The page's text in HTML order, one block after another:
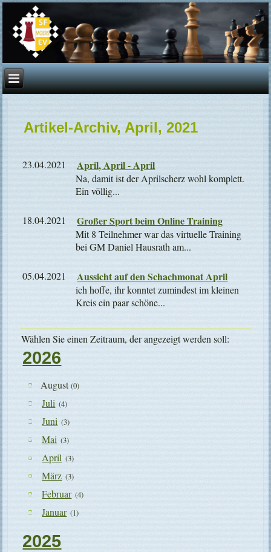
Artikel-Archiv, April, 2021
23.04.2021 April, April - April
Na, damit ist der Aprilscherz wohl komplett.
Ein völlig...
18.04.2021 Großer Sport beim Online Training
Mit 8 Teilnehmer war das virtuelle Training
bei GM Daniel Hausrath am...
05.04.2021 Aussicht auf den Schachmonat April
ich hoffe, ihr konntet zumindest im kleinen
Kreis ein paar schöne...
Wählen Sie einen Zeitraum, der angezeigt werden soll:
2026
August(0)
Juli (4)
Juni (3)
Mai (3)
April (3)
März (3)
Februar (4)
Januar (1)
2025